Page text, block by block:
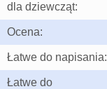
dla dziewcząt:
Ocena:
Łatwe do napisania:
Łatwe do